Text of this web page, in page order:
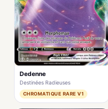
Dedenne
Destinées Radieuses
CHROMATIQUE RARE V1